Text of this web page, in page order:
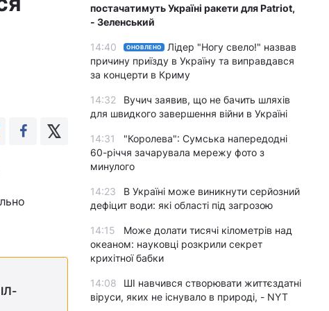
постачатимуть Україні ракети для Patriot,
- Зеленський
14:40 ОНОВЛЕНО
Лідер "Ногу свело!" назвав
причину приїзду в Україну та виправдався
за концерти в Криму
14:32
Вучич заявив, що не бачить шляхів
для швидкого завершення війни в Україні
14:31
"Королева": Сумська напередодні
60-річчя зачарувала мережу фото з
минулого
14:23
В Україні може виникнути серйозний
дефіцит води: які області під загрозою
14:15
Може долати тисячі кілометрів над
океаном: науковці розкрили секрет
крихітної бабки
14:08
ШІ навчився створювати життєздатні
віруси, яких не існувало в природі, - NYT